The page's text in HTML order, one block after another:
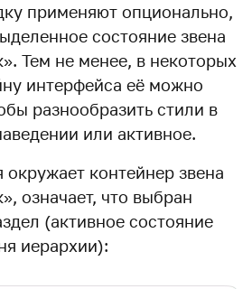
применяют опционально,
состояние звена
Тем не менее, в некоторых
интерфейса её можно
разнообразить стили в
или активное.
окружает контейнер звена
означает, что выбран
(активное состояние
иерархии):